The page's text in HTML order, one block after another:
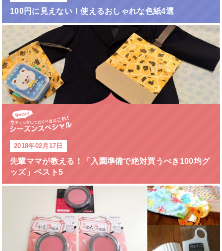
100円に見えない！使えるおしゃれな色紙4選
2018年02月17日
先輩ママが教える！「入園準備で絶対買うべき100均グ
ッズ」ベスト5